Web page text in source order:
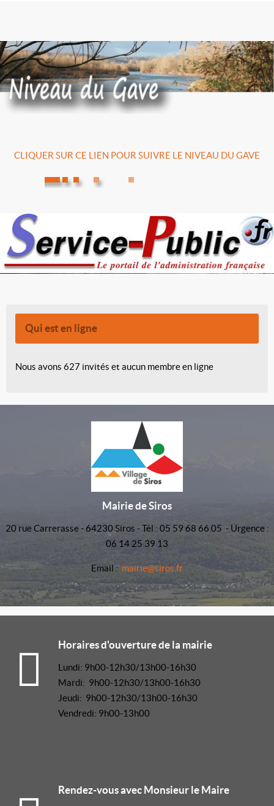
CLIQUER SUR CE LIEN POUR SUIVRE LE NIVEAU DU GAVE
Qui est en ligne
Nous avons 627 invités et aucun membre en ligne
Mairie de Siros
20 rue Carrerasse - 64230 Siros - Tél : 05 59 68 66 05 - Urgence :
06 14 25 39 13
Email : mairie@siros.fr
Horaires d'ouverture de la mairie
Lundi: 9h00-12h30/13h00-16h30
Mardi: 9h00-12h30/13h00-16h30
Jeudi: 9h00-12h30/13h00-16h30
Vendredi: 9h00-13h00
Rendez-vous avec Monsieur le Maire